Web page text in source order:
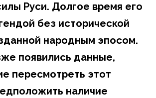
Руси. Долгое время его
без исторической
народным эпосом.
появились данные,
пересмотреть этот
наличие